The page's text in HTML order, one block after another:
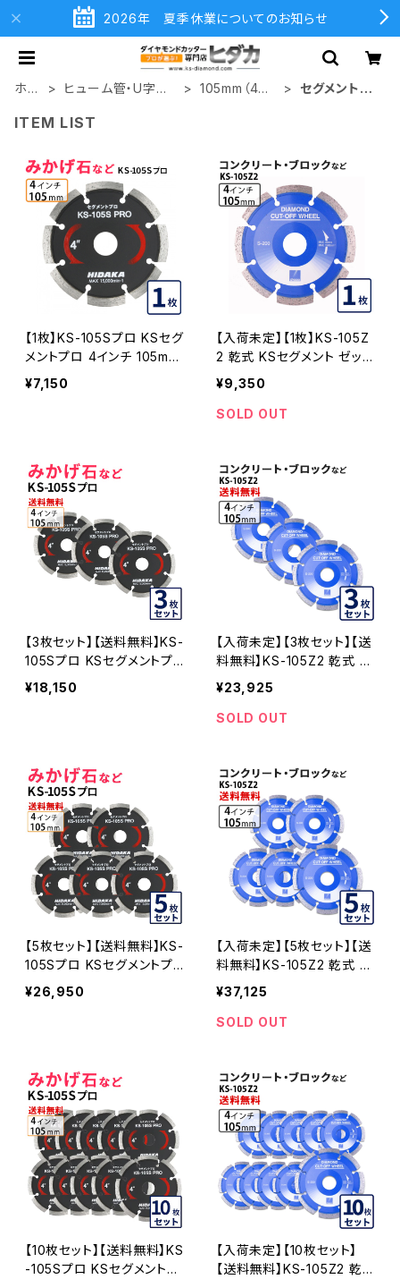
2026年 夏季休業についてのお知らせ
ホー
ヒューム管・U字溝
105mm（4イ
セグメントタ
ITEM LIST
【1枚】KS-105Sプロ KSセグ
メントプロ 4インチ 105mm
みかげ石などの切断用 ダイ
ヤセグメント ダイヤモンドカ
¥7,150
【入荷未定】【1枚】KS-105Z
2 乾式 KSセグメント ゼット
ツー 4インチ ks-105z2 コ
ンクリート・ブロックなどの
切断 ダイヤモンドカッター
¥9,350
SOLD OUT
【3枚セット】【送料無料】KS-
105Sプロ KSセグメントプ
ロ 4インチ 105mm みかげ
石などの切断用 ダイヤセグ
¥18,150
【入荷未定】【3枚セット】【送
料無料】KS-105Z2 乾式 K
Sセグメント ゼットツー 4イ
ンチ 105mm ks-105z2 コ
ンクリート・ブロックなどの
5Z2-03
¥23,925
SOLD OUT
【5枚セット】【送料無料】KS-
105Sプロ KSセグメントプ
ロ 4インチ 105mm みかげ
石などの切断用 ダイヤセグ
¥26,950
【入荷未定】【5枚セット】【送
料無料】KS-105Z2 乾式 K
Sセグメント ゼットツー 4イ
ンチ 105mm ks-105z2 コ
ンクリート・ブロックなどの
5Z2-05
¥37,125
SOLD OUT
【10枚セット】【送料無料】KS
-105Sプロ KSセグメントプ
【入荷未定】【10枚セット】
【送料無料】KS-105Z2 乾